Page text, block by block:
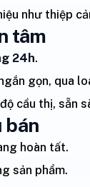
như thiệp
tâm
24h.
gọn, qua
cầu thị, sẵn
bán
hoàn tất.
sản phẩm.